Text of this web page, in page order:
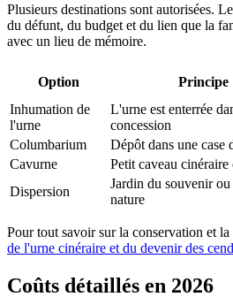
Plusieurs destinations sont autorisées.
du défunt, du budget et du lien que la
avec un lieu de mémoire.
Option Principe
Inhumation de
l'urne
L'urne est enterrée
concession
Columbarium
Dépôt dans une case
Cavurne
Petit caveau cinéraire
Dispersion
Jardin du souvenir
nature
Pour tout savoir sur la conservation et
de l'urne cinéraire et du devenir des
Coûts détaillés en 2026